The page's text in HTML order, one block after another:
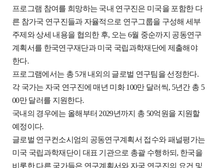
프로그램 참여를 희망하는 국내 연구진은 미국을 포함한 다
른 참가국 연구진들과 자율적으로 연구그룹을 구성해 세부
주제와 상세 내용을 협의한 후, 오는 6월 중순까지 공동연구
계획서를 한국연구재단과 미국 국립과학재단에 제출해야
한다.
프로그램에서는 총 5개 내외의 글로벌 연구팀을 선정한다.
각 국가는 자국 연구진에 매년 미화 100만 달러씩, 5년간 총 5
00만 달러를 지원한다.
국내의 경우에는 올해부터 2029년까지 총 50억원을 지원할
예정이다.
글로벌 연구컨소시엄의 공동연구계획서 접수와 패널평가는
미국 국립과학재단이 대표 기관으로 총괄 수행하되, 한국을
비롯한 다른 국가들은 연구계획서와 자국 연구진의 요건 및